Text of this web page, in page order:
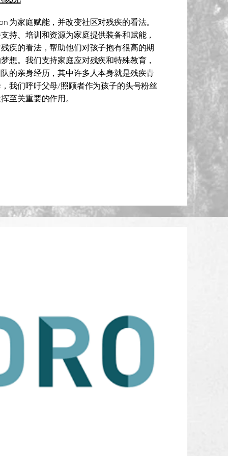
为家庭赋能，并改变社区对残疾的看法。
持、培训和资源为家庭提供装备和赋能，
疾的看法，帮助他们对孩子抱有很高的期
想。我们支持家庭应对残疾和特殊教育，
的亲身经历，其中许多人本身就是残疾青
我们呼吁父母/照顾者作为孩子的头号粉丝
至关重要的作用。